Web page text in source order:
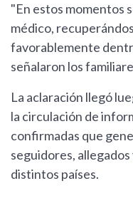
"En estos momentos
médico,
favorablemente
señalaron los
La aclaración llegó
la circulación de
confirmadas que
seguidores,
distintos países.